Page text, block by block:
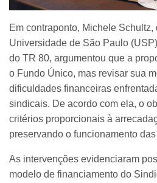
Em contraponto, Michele Schultz,
Universidade de São Paulo
do TR 80, argumentou que a
o Fundo Único, mas revisar sua
dificuldades financeiras
sindicais. De acordo com ela, o
critérios proporcionais à
preservando o funcionamento
As intervenções evidenciaram
modelo de financiamento do